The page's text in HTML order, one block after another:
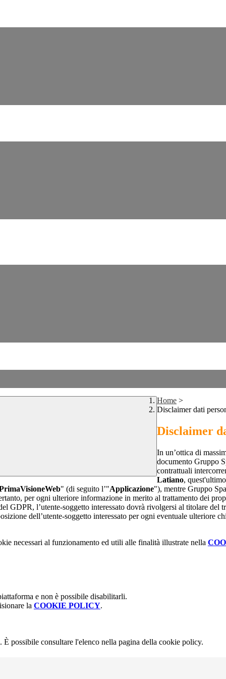
Home >
Disclaimer dati
Disclaimer
In un’ottica di
documento Gruppo
contrattuali
Latiano,
" (di seguito l’"Applicazione"), mentre Gruppo
per ogni ulteriore informazione in merito al trattamento dei
GDPR, l’utente-soggetto interessato dovrà rivolgersi al titolare del
dell’utente-soggetto interessato per ogni eventuale ulteriore
necessari al funzionamento ed utili alle finalità illustrate nella
e non è possibile disabilitarli.
la COOKIE POLICY.
possibile consultare l'elenco nella pagina della cookie policy.